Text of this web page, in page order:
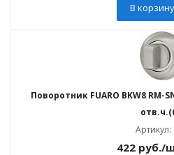
В корзину
Поворотник FUARO BKW8 RM-
Артикул:
422 руб./